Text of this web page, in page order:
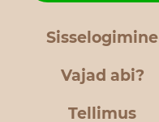
Sisselogimine
Vajad abi?
Tellimus